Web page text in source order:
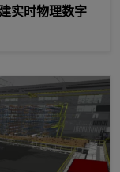
实时物理数字
优化现实世界的流